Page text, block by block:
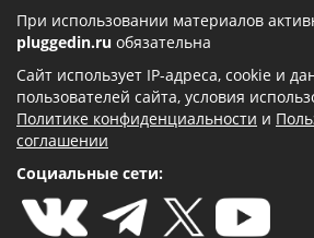
При использовании материалов
pluggedin.ru обязательна
Сайт использует IP-адреса, cookie и
пользователей сайта, условия
Политике конфиденциальности и
соглашении
Социальные сети: